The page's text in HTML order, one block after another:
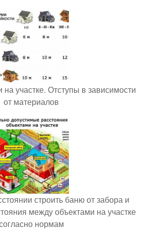
участке. Отступы в зависимости
от материалов
строить баню от забора и
между объектами на участке
нормам